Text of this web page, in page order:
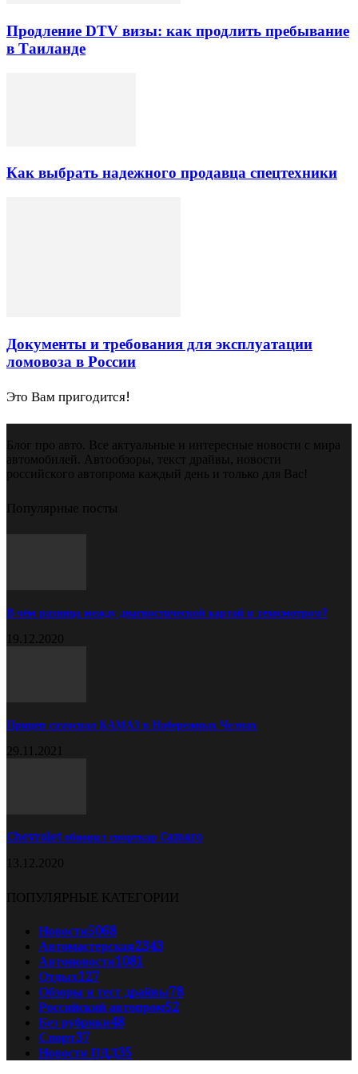
Продление DTV визы: как продлить пребывание
в Таиланде
Как выбрать надежного продавца спецтехники
Документы и требования для эксплуатации
ломовоза в России
Это Вам пригодится!
Блог про авто. Все актуальные и интересные новости с мира
автомобилей. Автообзоры, текст драйвы, новости
российского автопрома каждый день и только для Вас!
Популярные посты
В чём разница между диагностической картой и техосмотром?
19.12.2020
Прицеп самосвал КАМАЗ в Набережных Челнах
29.11.2021
Chevrolet обновил спорткар Camaro
13.12.2020
ПОПУЛЯРНЫЕ КАТЕГОРИИ
Новости5068
Автомастерская2343
Автоновости1081
Отдых127
Обзоры и тест драйвы78
Российский автопром52
Без рубрики48
Спорт37
Новости ПДД35